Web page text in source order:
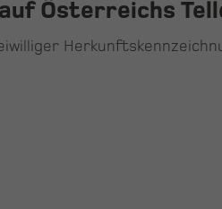
Österreichs